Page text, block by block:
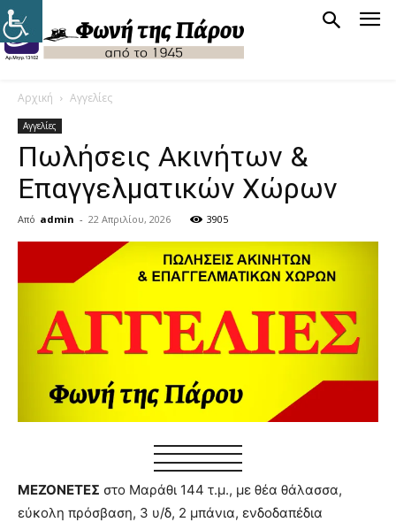
Αρχική Αγγελίες
Αγγελίες
Πωλήσεις Ακινήτων &
Επαγγελματικών Χώρων
Από admin - 22 Απριλίου, 2026 3905
ΜΕΖΟΝΕΤΕΣ στο Μαράθι 144 τ.µ., µε θέα θάλασσα,
εύκολη πρόσβαση, 3 υ/δ, 2 μπάνια, ενδοδαπέδια